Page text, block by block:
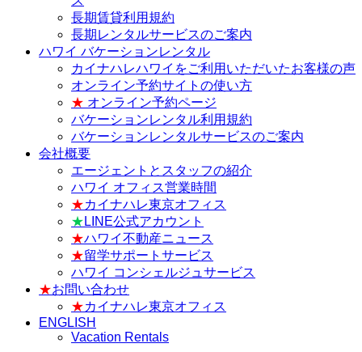
長期賃貸利用規約
長期レンタルサービスのご案内
ハワイ バケーションレンタル
カイナハレハワイをご利用いただいたお客様の声
オンライン予約サイトの使い方
★ オンライン予約ページ
バケーションレンタル利用規約
バケーションレンタルサービスのご案内
会社概要
エージェントとスタッフの紹介
ハワイ オフィス営業時間
★カイナハレ東京オフィス
★ LINE公式アカウント
★ハワイ不動産ニュース
★留学サポートサービス
ハワイ コンシェルジュサービス
★お問い合わせ
★カイナハレ東京オフィス
ENGLISH
Vacation Rentals